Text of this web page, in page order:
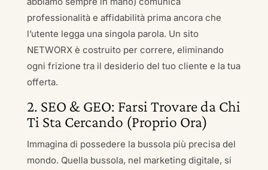
professionalità e affidabilità prima ancora che
l’utente legga una singola parola. Un sito
NETWORX è costruito per correre, eliminando
ogni frizione tra il desiderio del tuo cliente e la tua
offerta.
2. SEO & GEO: Farsi Trovare da Chi
Ti Sta Cercando (Proprio Ora)
Immagina di possedere la bussola più precisa del
mondo. Quella bussola, nel marketing digitale, si